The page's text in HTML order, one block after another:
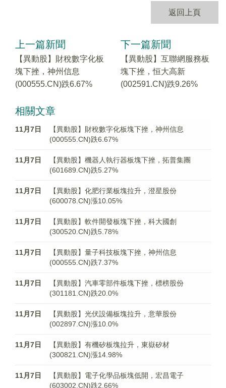
返回上頁
上一篇新聞
【異動股】財稅數字化板
塊下挫，神州信息
(000555.CN)跌6.67%
下一篇新聞
【異動股】互聯網服務板
塊下挫，恒大高新
(002591.CN)跌9.26%
相關文章
11月7日
【異動股】財稅數字化板塊下挫，神州信息
(000555.CN)跌6.67%
11月7日
【異動股】機器人執行器板塊下挫，拓普集團
(601689.CN)跌5.27%
11月7日
【異動股】化肥行業板塊拉升，澄星股份
(600078.CN)漲10.05%
11月7日
【異動股】軟件開發板塊下挫，科大國創
(300520.CN)跌5.78%
11月7日
【異動股】量子科技板塊下挫，神州信息
(000555.CN)跌7.37%
11月7日
【異動股】汽車零部件板塊下挫，標榜股份
(301181.CN)跌20.0%
11月7日
【異動股】光伏設備板塊拉升，意華股份
(002897.CN)漲10.0%
11月7日
【異動股】有機矽板塊拉升，東嶽矽材
(300821.CN)漲14.98%
11月7日
【異動股】電子化學品板塊低開，宏昌電子
(603002.CN)跌2.66%